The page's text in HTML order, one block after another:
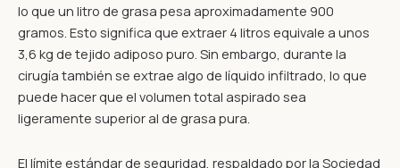
lo que un litro de grasa pesa aproximadamente 900
gramos. Esto significa que extraer 4 litros equivale a unos
3,6 kg de tejido adiposo puro. Sin embargo, durante la
cirugía también se extrae algo de líquido infiltrado, lo que
puede hacer que el volumen total aspirado sea
ligeramente superior al de grasa pura.
El límite estándar de seguridad, respaldado por la Sociedad